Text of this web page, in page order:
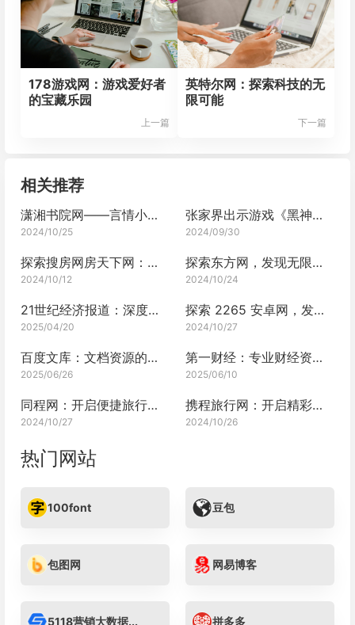
178游戏网：游戏爱好者
的宝藏乐园
上一篇
英特尔网：探索科技的无
限可能
下一篇
相关推荐
潇湘书院网——言情小说的梦幻乐园
2024/10/25
张家界出示游戏《黑神话：悟空》通关截图即可免费游玩
2024/09/30
探索搜房网房天下网：一站式房产服务新体验
2024/10/12
探索东方网，发现无限精彩
2024/10/24
21世纪经济报道：深度财经洞察
2025/04/20
探索 2265 安卓网，发现无限安卓资源
2024/10/27
百度文库：文档资源的无尽宝藏
2025/06/26
第一财经：专业财经资讯的引领者
2025/06/10
同程网：开启便捷旅行的大门
2024/10/27
携程旅行网：开启精彩旅程的钥匙
2024/10/26
热门网站
100font 豆包
包图网 网易博客
5118营销大数据... 拼多多